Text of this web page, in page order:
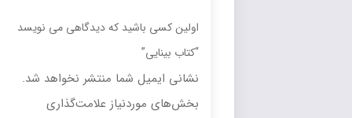
اولین کسی باشید که دیدگاهی می نویسد
“کتاب بینایی”
نشانی ایمیل شما منتشر نخواهد شد.
بخش‌های موردنیاز علامت‌گذاری